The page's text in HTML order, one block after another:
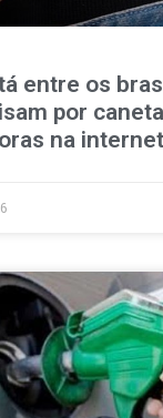
entre os
por
na internet